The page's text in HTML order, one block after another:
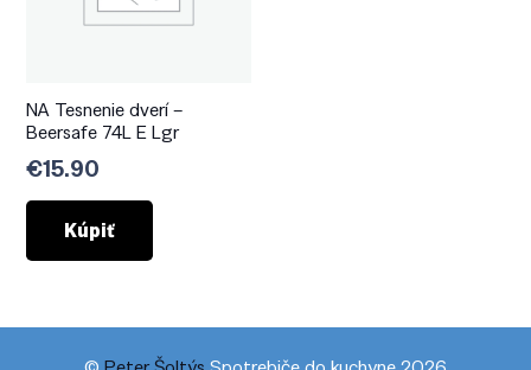
NA Tesnenie dverí –
Beersafe 74L E Lgr
€15.90
Kúpiť